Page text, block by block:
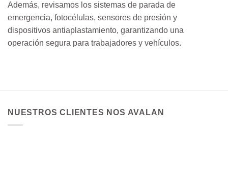
Además, revisamos los sistemas de parada de
emergencia, fotocélulas, sensores de presión y
dispositivos antiaplastamiento, garantizando una
operación segura para trabajadores y vehículos.
NUESTROS CLIENTES NOS AVALAN